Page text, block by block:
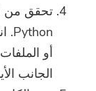
تحقق من
أو
الجانب